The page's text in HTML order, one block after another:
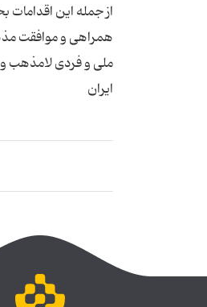
از جمله این
همراهی و موافقت
ملی و فردی لامذهب
ایران